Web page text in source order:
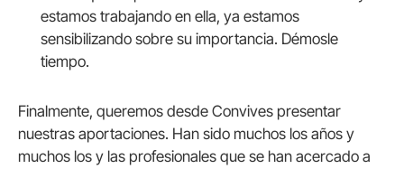
estamos trabajando en ella, ya estamos
sensibilizando sobre su importancia. Démosle
tiempo.
Finalmente, queremos desde Convives presentar
nuestras aportaciones. Han sido muchos los años y
muchos los y las profesionales que se han acercado a